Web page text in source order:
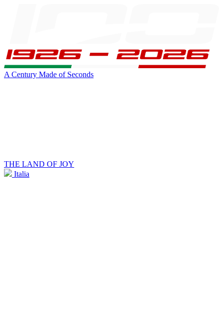
A Century Made of Seconds
THE LAND OF JOY
Italia